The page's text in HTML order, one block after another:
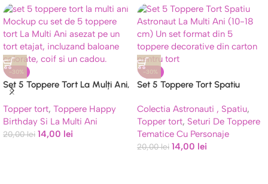
-30%
Set 5 Toppere Tort La Mulți Ani,
Baloane și Cadou – Decor
Carton
Topper tort, Toppere Happy
Birthday Si La Multi Ani
20,00lei 14,00 lei
-30%
Set 5 Toppere Tort Spatiu
Colectia Astronauti , Spatiu,
Topper tort, Seturi De Toppere
Tematice Cu Personaje
20,00lei 14,00 lei